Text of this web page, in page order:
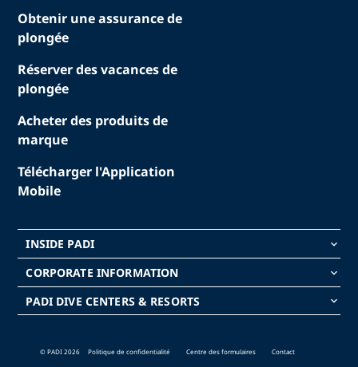
Obtenir une assurance de
plongée
Réserver des vacances de
plongée
Acheter des produits de
marque
Télécharger l'Application
Mobile
INSIDE PADI keyboard_arrow_down
CORPORATE INFORMATION keyboard_arrow_down
PADI DIVE CENTERS & RESORTS keyboard_arrow_down
© PADI 2026 Politique de confidentialité Centre des formulaires Contact